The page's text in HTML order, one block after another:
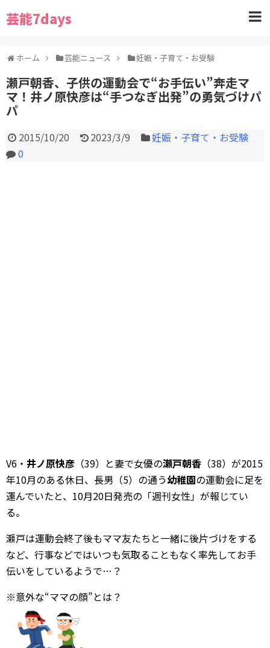
芸能7days
ホーム 芸能ニュース 妊娠・子育て・お受験
瀬戸朝香、子供の運動会で“お手伝い”奔走マ
マ！井ノ原快彦は“手つなぎ出発”の勇気づけパ
パ
2015/10/20 2023/3/9
妊娠・子育て・お受験
0
V6・ 井ノ原快彦 （39）と妻で女優の瀬戸朝香 （38）が2015
年10月のある休日、長男（5）の通う幼稚園の運動会に足を
運んでいたと、10月20日発売の「週刊女性」が報じてい
る。
瀬戸は運動会終了後もママ友たちと一緒に後片づけをする
など、行事などではいつも気取ることもなく率先してお手
伝いをしているようで…？
※意外な“ママの顔”とは？